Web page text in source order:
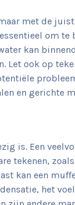
met de
om te
kan
Let ook op
en gerichte
is. Een
tekenen, zoals
kan een
het